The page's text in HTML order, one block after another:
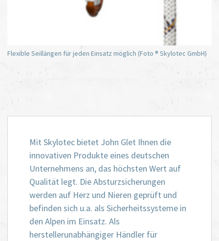
Flexible Seillängen für jeden Einsatz möglich (Foto ® Skylotec GmbH)
Mit Skylotec bietet John Glet Ihnen die
innovativen Produkte eines deutschen
Unternehmens an, das höchsten Wert auf
Qualität legt. Die Absturzsicherungen
werden auf Herz und Nieren geprüft und
befinden sich u.a. als Sicherheitssysteme in
den Alpen im Einsatz. Als
herstellerunabhängiger Händler für